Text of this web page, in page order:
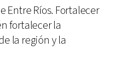
Entre Ríos. Fortalecer
fortalecer la
la región y la